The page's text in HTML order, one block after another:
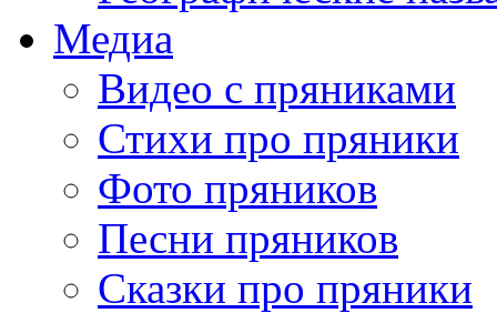
Медиа
Видео с пряниками
Стихи про пряники
Фото пряников
Песни пряников
Сказки про пряники